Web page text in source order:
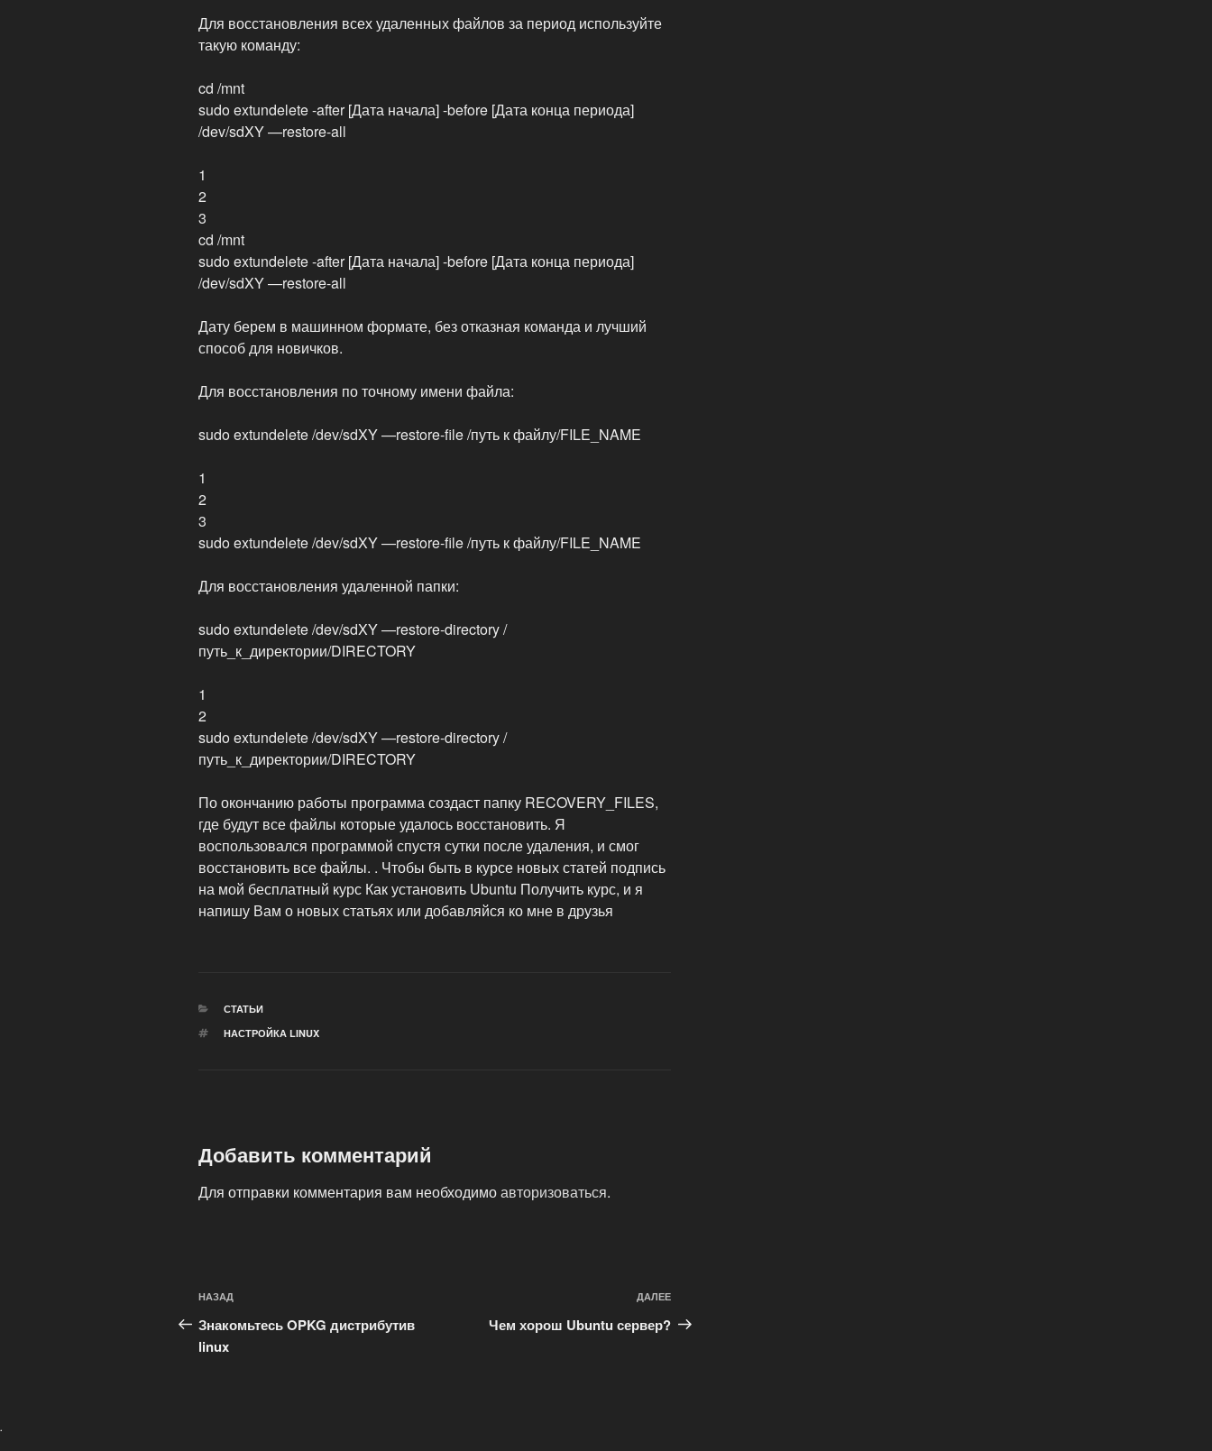
Для восстановления всех удаленных файлов за период используйте
такую команду:
cd /mnt
sudo extundelete -after [Дата начала] -before [Дата конца периода]
/dev/sdXY —restore-all
1
2
3
cd /mnt
sudo extundelete -after [Дата начала] -before [Дата конца периода]
/dev/sdXY —restore-all
Дату берем в машинном формате, без отказная команда и лучший
способ для новичков.
Для восстановления по точному имени файла:
sudo extundelete /dev/sdXY —restore-file /путь к файлу/FILE_NAME
1
2
3
sudo extundelete /dev/sdXY —restore-file /путь к файлу/FILE_NAME
Для восстановления удаленной папки:
sudo extundelete /dev/sdXY —restore-directory /
путь_к_директории/DIRECTORY
1
2
sudo extundelete /dev/sdXY —restore-directory /
путь_к_директории/DIRECTORY
По окончанию работы программа создаст папку RECOVERY_FILES,
где будут все файлы которые удалось восстановить. Я
воспользовался программой спустя сутки после удаления, и смог
восстановить все файлы. . Чтобы быть в курсе новых статей подпись
на мой бесплатный курс Как установить Ubuntu Получить курс, и я
напишу Вам о новых статьях или добавляйся ко мне в друзья
РУБРИКИ
СТАТЬИ
МЕТКИ
НАСТРОЙКА LINUX
Добавить комментарий
Для отправки комментария вам необходимоавторизоваться.
Навигация
по
записям
Предыдущая
запись:
НАЗАД
Знакомьтесь OPKG дистрибутив
linux
запись
ДАЛЕЕ
Чем хорош Ubuntu сервер?
.